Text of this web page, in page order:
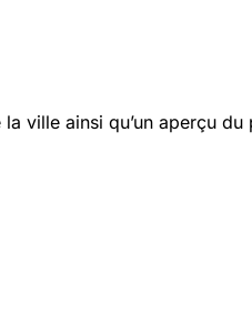
ville ainsi qu’un aperçu du